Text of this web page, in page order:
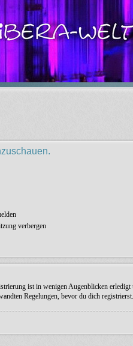
verbergen
ist in wenigen Augenblicken
Regelungen, bevor du dich